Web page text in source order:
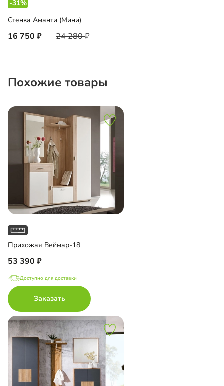
-31%
Стенка Аманти (Мини)
16 750 24 280
Похожие товары
Прихожая Веймар-18
53 390
Доступно для доставки
Заказать